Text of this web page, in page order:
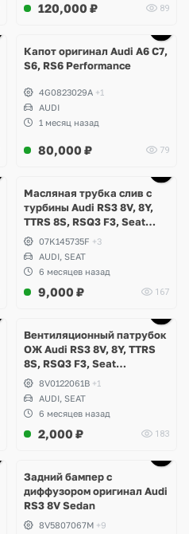
120,000 ₽ 89
Капот оригинал Audi A6 C7,
S6, RS6 Performance
4G0823029A +1
AUDI
1 месяц назад
80,000 ₽ 79
Масляная трубка слив с
турбины Audi RS3 8V, 8Y,
TTRS 8S, RSQ3 F3, Seat
Formentor Cupra 2.5 TFSI
Evo, DAZA, DNWA, DNWB
07K145735F +3
AUDI, SEAT
6 месяцев назад
9,000 ₽ 167
Вентиляционный патрубок
ОЖ Audi RS3 8V, 8Y, TTRS
8S, RSQ3 F3, Seat
Formentor Cupra 2.5 TFSI
Evo, DAZA, DNWA, DNWB
8V0122061B +1
AUDI, SEAT
6 месяцев назад
2,000 ₽ 183
Задний бампер с
диффузором оригинал Audi
RS3 8V Sedan
8V5807067M +9